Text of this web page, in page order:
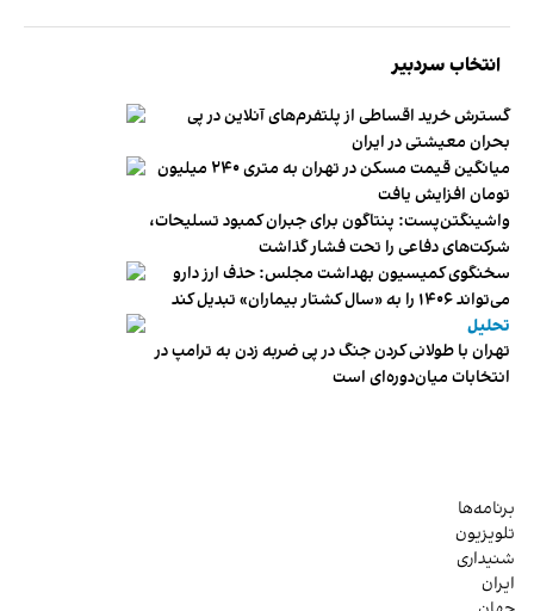
انتخاب سردبیر
گسترش خرید اقساطی از پلتفرم‌های آنلاین در پی
بحران معیشتی در ایران
میانگین قیمت مسکن در تهران به متری ۲۴۰ میلیون
تومان افزایش یافت
واشینگتن‌پست: پنتاگون برای جبران کمبود تسلیحات،
شرکت‌های دفاعی را تحت فشار گذاشت
سخنگوی کمیسیون بهداشت مجلس: حذف ارز دارو
می‌تواند ۱۴۰۶ را به «سال کشتار بیماران» تبدیل کند
تحلیل
تهران با طولانی کردن جنگ در پی ضربه زدن به ترامپ در
انتخابات میان‌دوره‌ای است
برنامه‌ها
تلویزیون
شنیداری
ایران